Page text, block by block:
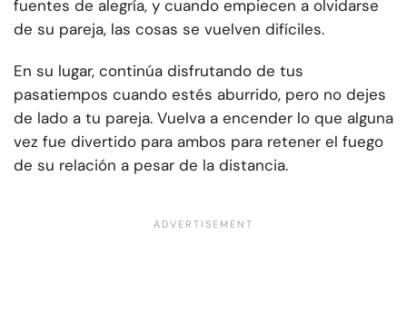
fuentes de alegría, y cuando empiecen a olvidarse
de su pareja, las cosas se vuelven difíciles.
En su lugar, continúa disfrutando de tus
pasatiempos cuando estés aburrido, pero no dejes
de lado a tu pareja. Vuelva a encender lo que alguna
vez fue divertido para ambos para retener el fuego
de su relación a pesar de la distancia.